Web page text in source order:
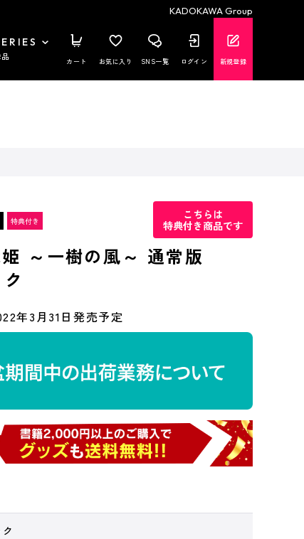
KADOKAWA Group
カート お気に入り SNS一覧 ログイン 新規登録
こちらは
特典付き商品です
～一樹の風～ 通常版
年3月31日発売予定